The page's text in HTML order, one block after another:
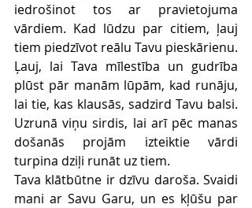
iedrošinot tos ar pravietojuma
vārdiem. Kad lūdzu par citiem, ļauj
tiem piedzīvot reālu Tavu pieskārienu.
Ļauj, lai Tava mīlestība un gudrība
plūst pār manām lūpām, kad runāju,
lai tie, kas klausās, sadzird Tavu balsi.
Uzrunā viņu sirdis, lai arī pēc manas
došanās projām izteiktie vārdi
turpina dziļi runāt uz tiem.
Tava klātbūtne ir dzīvu daroša. Svaidi
mani ar Savu Garu, un es kļūšu par